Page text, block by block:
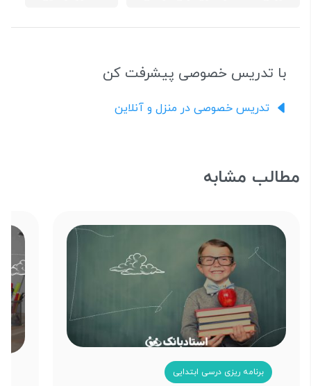
با تدریس خصوصی پیشرفت کن
تدریس خصوصی در منزل و آنلاین
مطالب مشابه
برنامه ریزی درسی ابتدایی